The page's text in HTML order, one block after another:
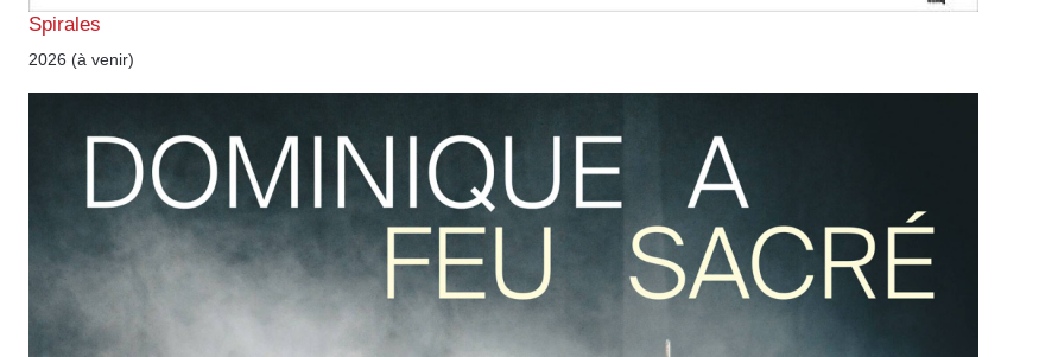
Spirales
2026 (à venir)